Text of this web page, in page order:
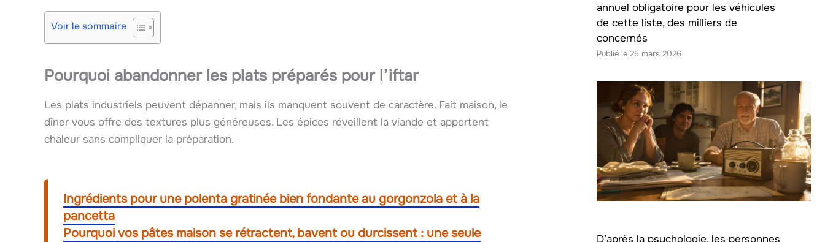
Voir le sommaire
Pourquoi abandonner les plats préparés pour l’iftar
Les plats industriels peuvent dépanner, mais ils manquent souvent de caractère. Fait maison, le
dîner vous offre des textures plus généreuses. Les épices réveillent la viande et apportent
chaleur sans compliquer la préparation.
Ingrédients pour une polenta gratinée bien fondante au gorgonzola et à la
pancetta
Pourquoi vos pâtes maison se rétractent, bavent ou durcissent : une seule
annuel obligatoire pour les véhicules
de cette liste, des milliers de
concernés
25 mars 2026
D’après la psychologie, les personnes